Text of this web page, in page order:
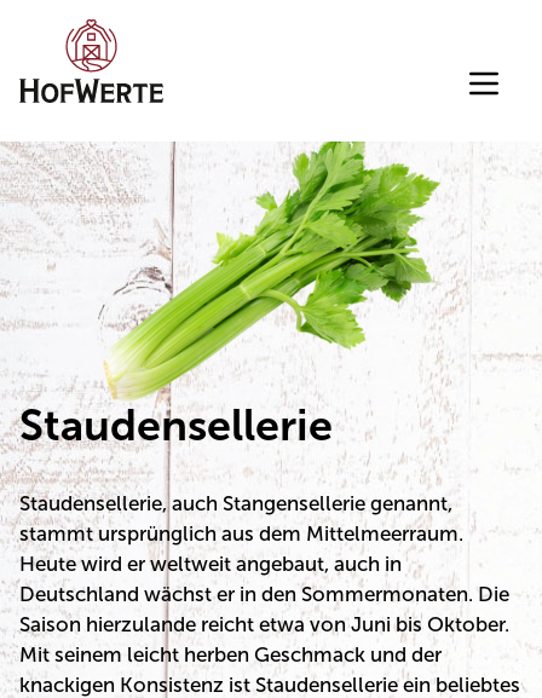
Direkt zum Inhalt wechseln
Staudensellerie
Staudensellerie, auch Stangensellerie genannt,
stammt ursprünglich aus dem Mittelmeerraum.
Heute wird er weltweit angebaut, auch in
Deutschland wächst er in den Sommermonaten. Die
Saison hierzulande reicht etwa von Juni bis Oktober.
Mit seinem leicht herben Geschmack und der
knackigen Konsistenz ist Staudensellerie ein beliebtes